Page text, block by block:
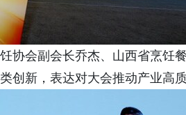
协会副会长乔杰、山西省烹饪
创新，表达对大会推动产业高